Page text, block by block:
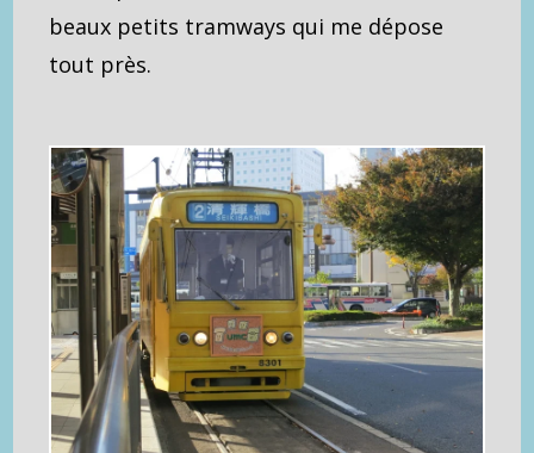
beaux petits tramways qui me dépose
tout près.